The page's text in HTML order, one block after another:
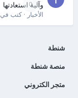
0
وآلية استعادتها
الأخبار· كتب في
شنطة
منصة شنطة
متجر الكتروني